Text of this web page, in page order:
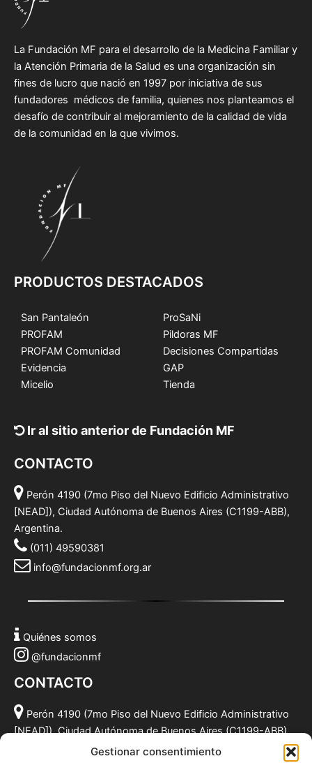
Gestionar consentimiento
La Fundación MF para el desarrollo de la Medicina Familiar y
la Atención Primaria de la Salud es una organización sin
fines de lucro que nació en 1997 por iniciativa de sus
fundadores médicos de familia, quienes nos planteamos el
desafío de contribuir al mejoramiento de la calidad de vida
de la comunidad en la que vivimos.
PRODUCTOS DESTACADOS
San Pantaleón
PROFAM
PROFAM Comunidad
Evidencia
Micelio
ProSaNi
Pildoras MF
Decisiones Compartidas
GAP
Tienda
Ir al sitio anterior de Fundación MF
CONTACTO
Perón 4190 (7mo Piso del Nuevo Edificio Administrativo
[NEAD]), Ciudad Autónoma de Buenos Aires (C1199-ABB),
Argentina.
(011) 49590381
info@fundacionmf.org.ar
Quiénes somos
@fundacionmf
CONTACTO
Perón 4190 (7mo Piso del Nuevo Edificio Administrativo
[NEAD]), Ciudad Autónoma de Buenos Aires (C1199-ABB),